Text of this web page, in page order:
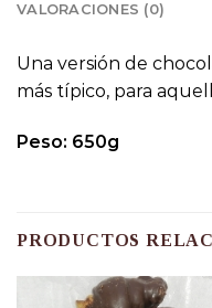
VALORACIONES (0)
Una versión de
más típico, para
Peso: 650g
PRODUCTOS